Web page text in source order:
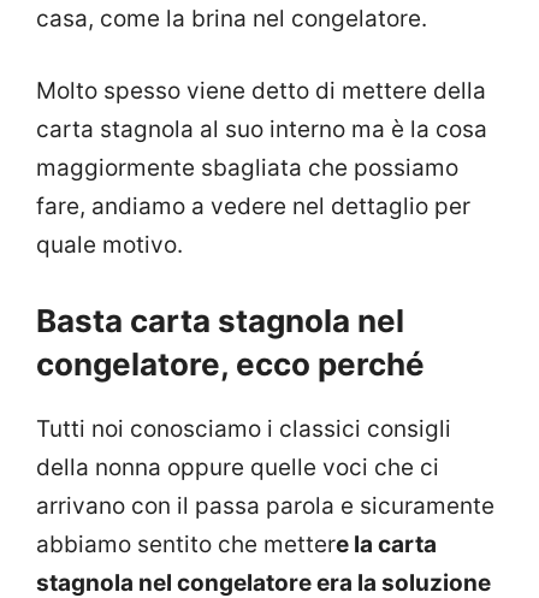
casa, come la brina nel congelatore.
Molto spesso viene detto di mettere della
carta stagnola al suo interno ma è la cosa
maggiormente sbagliata che possiamo
fare, andiamo a vedere nel dettaglio per
quale motivo.
Basta carta stagnola nel
congelatore, ecco perché
Tutti noi conosciamo i classici consigli
della nonna oppure quelle voci che ci
arrivano con il passa parola e sicuramente
abbiamo sentito che mettere la carta
stagnola nel congelatore era la soluzione